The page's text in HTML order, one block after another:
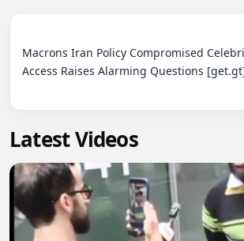
Macrons Iran Policy Compromised
Access Raises Alarming Questions
Latest Videos